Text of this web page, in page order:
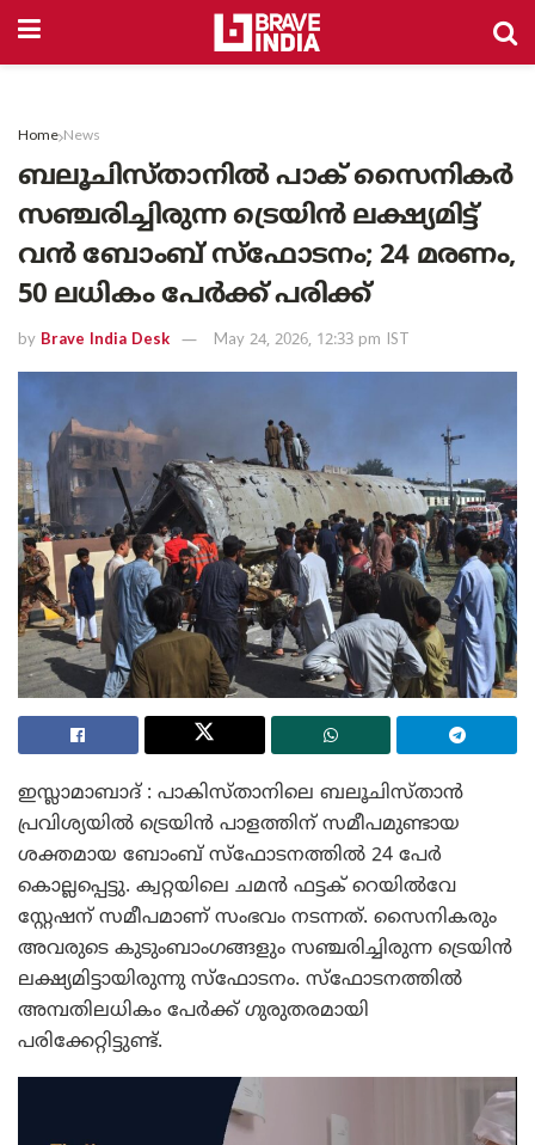
Home News
ബലൂചിസ്താനിൽ പാക് സൈനികർ
സഞ്ചരിച്ചിരുന്ന ട്രെയിൻ ലക്ഷ്യമിട്ട്
വൻ ബോംബ് സ്ഫോടനം; 24 മരണം,
50 ലധികം പേർക്ക് പരിക്ക്
by Brave India Desk May 24, 2026, 12:33 pm IST
ഇസ്ലാമാബാദ് : പാകിസ്താനിലെ ബലൂചിസ്താൻ
പ്രവിശ്യയിൽ ട്രെയിൻ പാളത്തിന് സമീപമുണ്ടായ
ശക്തമായ ബോംബ് സ്ഫോടനത്തിൽ 24 പേർ
കൊല്ലപ്പെട്ടു. ക്വറ്റയിലെ ചമൻ ഫട്ടക് റെയിൽവേ
സ്റ്റേഷന് സമീപമാണ് സംഭവം നടന്നത്. സൈനികരും
അവരുടെ കുടുംബാംഗങ്ങളും സഞ്ചരിച്ചിരുന്ന ട്രെയിൻ
ലക്ഷ്യമിട്ടായിരുന്നു സ്ഫോടനം. സ്ഫോടനത്തിൽ
അമ്പതിലധികം പേർക്ക് ഗുരുതരമായി
പരിക്കേറ്റിട്ടുണ്ട്.